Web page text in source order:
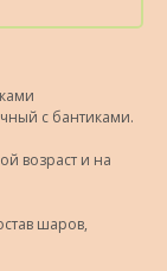
с бантиками.
возраст и на
шаров,